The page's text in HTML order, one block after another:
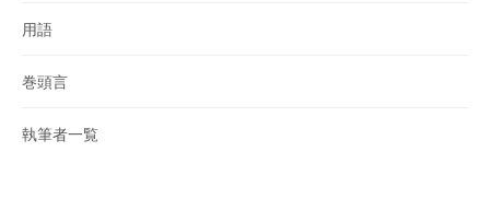
用語
巻頭言
執筆者一覧